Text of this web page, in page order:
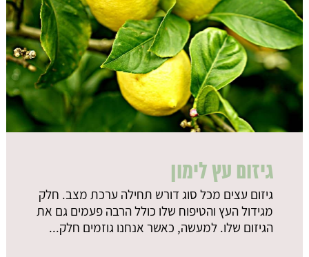
גיזום עץ לימון
גיזום עצים מכל סוג דורש תחילה ערכת מצב. חלק
מגידול העץ והטיפוח שלו כולל הרבה פעמים גם את
הגיזום שלו. למעשה, כאשר אנחנו גוזמים חלק...